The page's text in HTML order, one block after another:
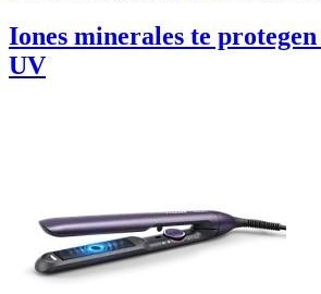
Iones minerales te
UV